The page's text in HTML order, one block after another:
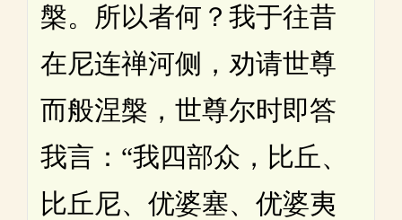
槃。所以者何？我于往昔
在尼连禅河侧，劝请世尊
而般涅槃，世尊尔时即答
我言：“我四部众，比丘、
比丘尼、优婆塞、优婆夷